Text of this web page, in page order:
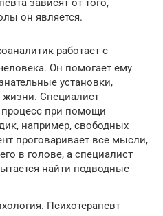
зависят от того,
он является.
работает с
Он помогает ему
установки,
Специалист
процесс при помощи
например, свободных
проговаривает все мысли,
в голове, а специалист
найти подводные
Психотерапевт